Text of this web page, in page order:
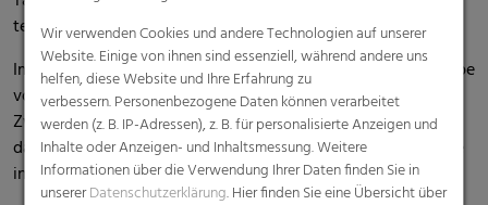
teilgenommen.
Im Mittelpunkt stand neben der Vorstellung der RKW-Gruppe
vor allem der interaktive Austausch mit den Studierenden.
Zwei Themen, die dabei besonders im Mittelpunkt standen:
das Bekenntnis des Unternehmens zur Nachhaltigkeit sowie
internationale Karrieremöglichkeiten.
Wir verwenden Cookies und andere Technologien auf unserer
Website. Einige von ihnen sind essenziell, während andere uns
helfen, diese Website und Ihre Erfahrung zu
verbessern. Personenbezogene Daten können verarbeitet
werden (z. B. IP-Adressen), z. B. für personalisierte Anzeigen und
Inhalte oder Anzeigen- und Inhaltsmessung. Weitere
Informationen über die Verwendung Ihrer Daten finden Sie in
unsererDatenschutzerklärung. Hier finden Sie eine Übersicht über